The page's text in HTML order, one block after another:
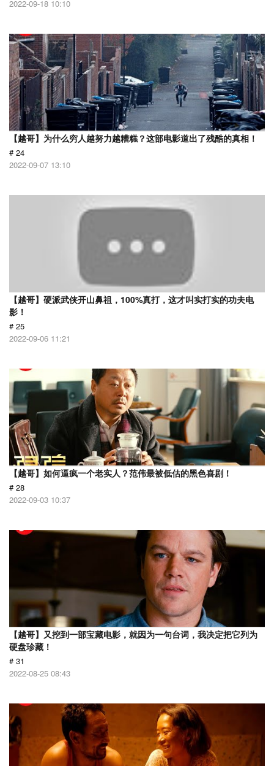
2022-09-18 10:10
【越哥】为什么穷人越努力越糟糕？这部电影道出了残酷的真相！
# 24
2022-09-07 13:10
【越哥】硬派武侠开山鼻祖，100%真打，这才叫实打实的功夫电
影！
# 25
2022-09-06 11:21
【越哥】如何逼疯一个老实人？范伟最被低估的黑色喜剧！
# 28
2022-09-03 10:37
【越哥】又挖到一部宝藏电影，就因为一句台词，我决定把它列为
硬盘珍藏！
# 31
2022-08-25 08:43